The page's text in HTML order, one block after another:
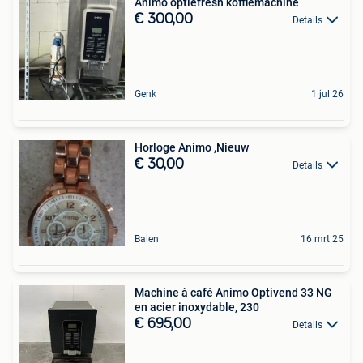
€ 300,00 Details
Genk 1 jul 26
Horloge Animo ,Nieuw
€ 30,00 Details
Balen 16 mrt 25
Machine à café Animo Optivend 33 NG
en acier inoxydable, 230
€ 695,00 Details